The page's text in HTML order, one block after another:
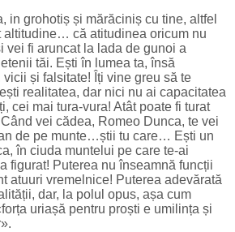
in grohotiș și mărăciniș cu tine, altfel
altitudine… că atitudinea oricum nu
fi aruncat la lada de gunoi a
tăi. Ești în lumea ta, însă
și falsitate! Îți vine greu să te
realitatea, dar nici nu ai capacitatea
cei mai tura-vura! Atât poate fi turat
vei cădea, Romeo Dunca, te vei
de pe munte…știi tu care… Ești un
în ciuda muntelui pe care te-ai
figurat! Puterea nu înseamnă funcții
atuuri vremelnice! Puterea adevărată
dar, la polul opus, așa cum
uriașă pentru proști e umilința și